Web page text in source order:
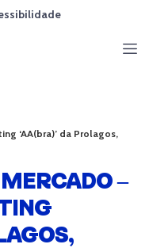
‘AA(bra)’ da Prolagos,
–